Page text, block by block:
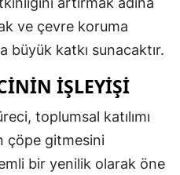
ve çevre koruma
büyük katkı sunacaktır.
İŞLEYIŞI
toplumsal katılımı
çöpe gitmesini
bir yenilik olarak öne